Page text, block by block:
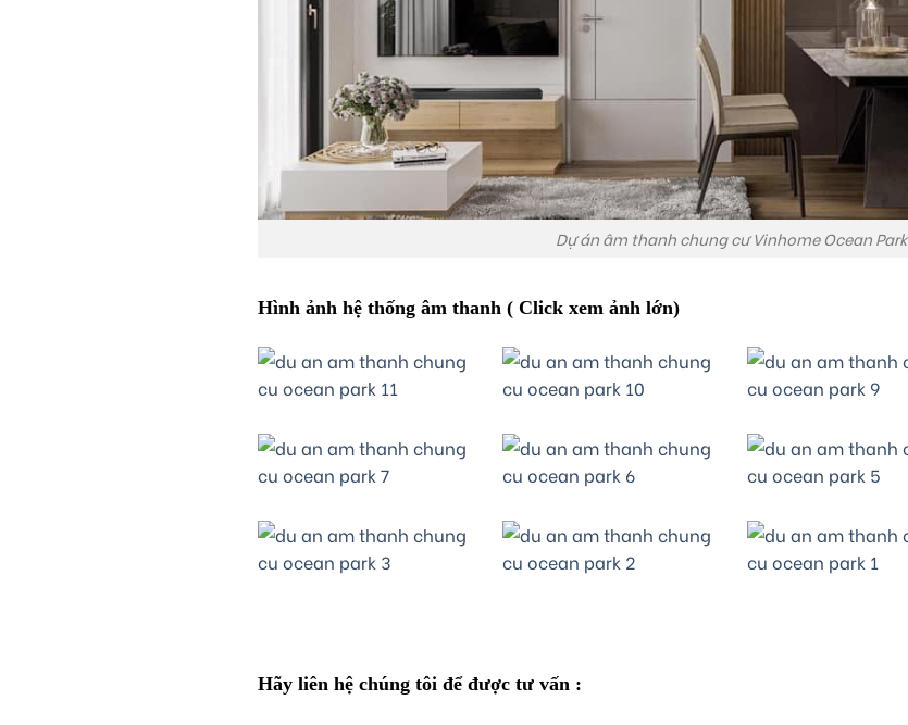
Dự án âm thanh chung cư Vinhome Ocean Park
Hình ảnh hệ thống âm thanh ( Click xem ảnh lớn)
Hãy liên hệ chúng tôi để được tư vấn :